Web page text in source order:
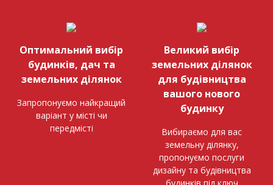
Оптимальний вибір
будинків, дач та
земельних ділянок
Запропонуємо найкращий
варіант у місті чи
передмісті
Великий вибір
земельних ділянок
для будівництва
вашого нового
будинку
Вибираємо для вас
земельну ділянку,
пропонуємо послуги
дизайну та будівництва
будинків під ключ